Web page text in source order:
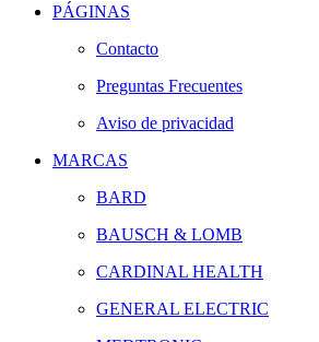
PÁGINAS
Contacto
Preguntas Frecuentes
Aviso de privacidad
MARCAS
BARD
BAUSCH & LOMB
CARDINAL HEALTH
GENERAL ELECTRIC